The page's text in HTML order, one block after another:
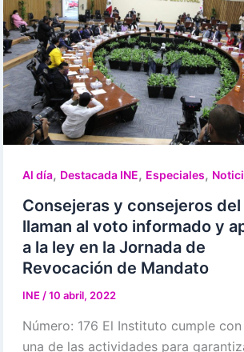
Al día, Destacada INE, Especiales,
Consejeras y consejeros del
llaman al voto informado y
a la ley en la Jornada de
Revocación de Mandato
INE /10 abril, 2022
Número: 176 El Instituto cumple
una de las actividades para